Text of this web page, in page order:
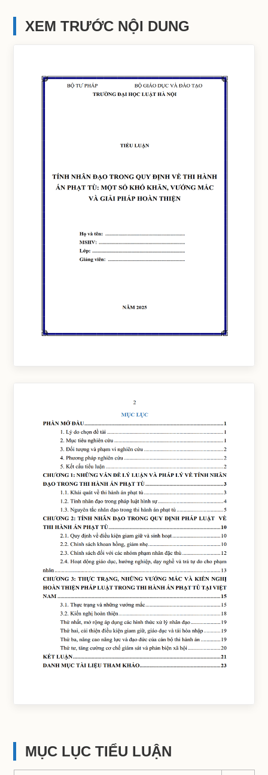
XEM TRƯỚC NỘI DUNG
MỤC LỤC TIỂU LUẬN